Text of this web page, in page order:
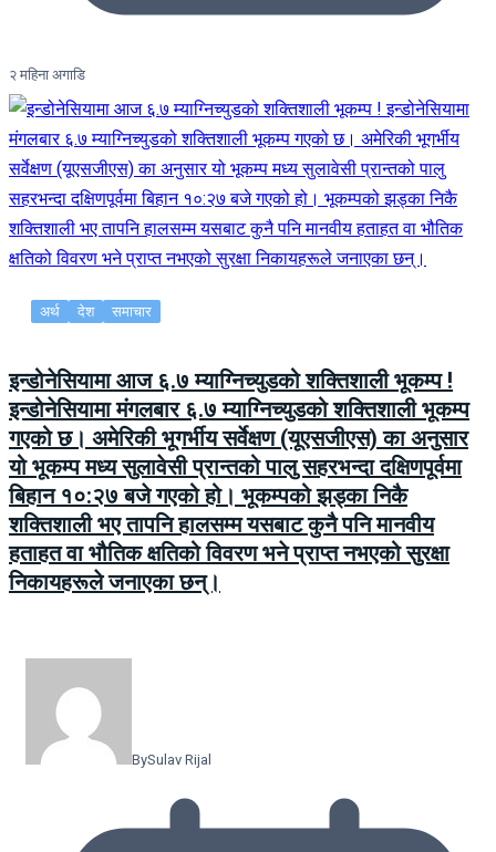
२ महिना अगाडि
अर्थ देश समाचार
इन्डोनेसियामा आज ६.७ म्याग्निच्युडको शक्तिशाली भूकम्प !
इन्डोनेसियामा मंगलबार ६.७ म्याग्निच्युडको शक्तिशाली भूकम्प
गएको छ। अमेरिकी भूगर्भीय सर्वेक्षण (यूएसजीएस) का अनुसार
यो भूकम्प मध्य सुलावेसी प्रान्तको पालु सहरभन्दा दक्षिणपूर्वमा
बिहान १०:२७ बजे गएको हो। भूकम्पको झड्का निकै
शक्तिशाली भए तापनि हालसम्म यसबाट कुनै पनि मानवीय
हताहत वा भौतिक क्षतिको विवरण भने प्राप्त नभएको सुरक्षा
निकायहरूले जनाएका छन्।
BySulav Rijal